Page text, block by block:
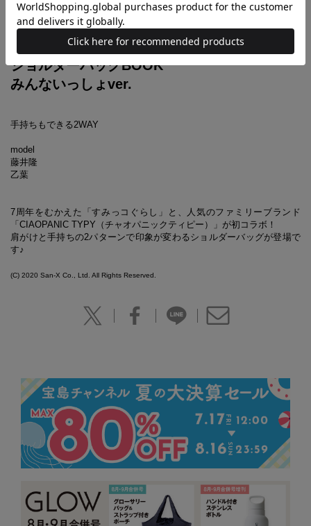
すみっコぐらし(TM) ×
CIAOPANIC TYPY(TM)
ショルダーバッグBOOK
みんないっしょver.
手持ちもできる2WAY
model
藤井隆
乙葉
7周年をむかえた「すみっコぐらし」と、人気のファミリーブランド
「CIAOPANIC TYPY（チャオパニックティピー）」が初コラボ！
肩がけと手持ちの2パターンで印象が変わるショルダーバッグが登場で
す♪
(C) 2020 San-X Co., Ltd. All Rights Reserved.